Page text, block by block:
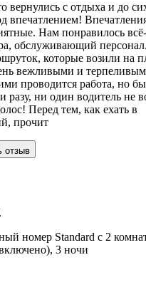
вернулись с отдыха и до
впечатлением!
Нам понравилось
обслуживающий
которые возили на
вежливыми и
проводится работа, но
разу, ни один водитель не
Перед тем, как ехать в
прочит
отзыв
номер Standard с 2
3 ночи